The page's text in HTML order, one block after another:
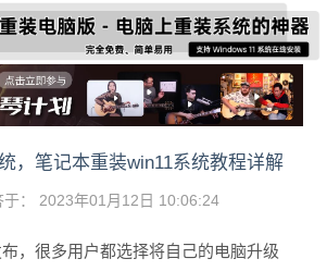
，笔记本重装win11系统教程详解
： 2023年01月12日 10:06:24
，很多用户都选择将自己的电脑升级